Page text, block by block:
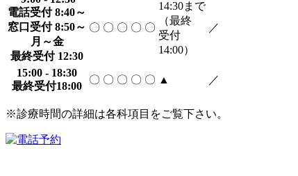
電話受付 8:40～
窓口受付 8:50～
月～金
最終受付 12:30
〇 〇 〇 〇 〇
14:30まで
（最終
受付
14:00）
／
15:00 - 18:30
最終受付18:00
〇 〇 〇 〇 〇 ▲ ／
※診療時間の詳細は各科項目をご覧下さい。